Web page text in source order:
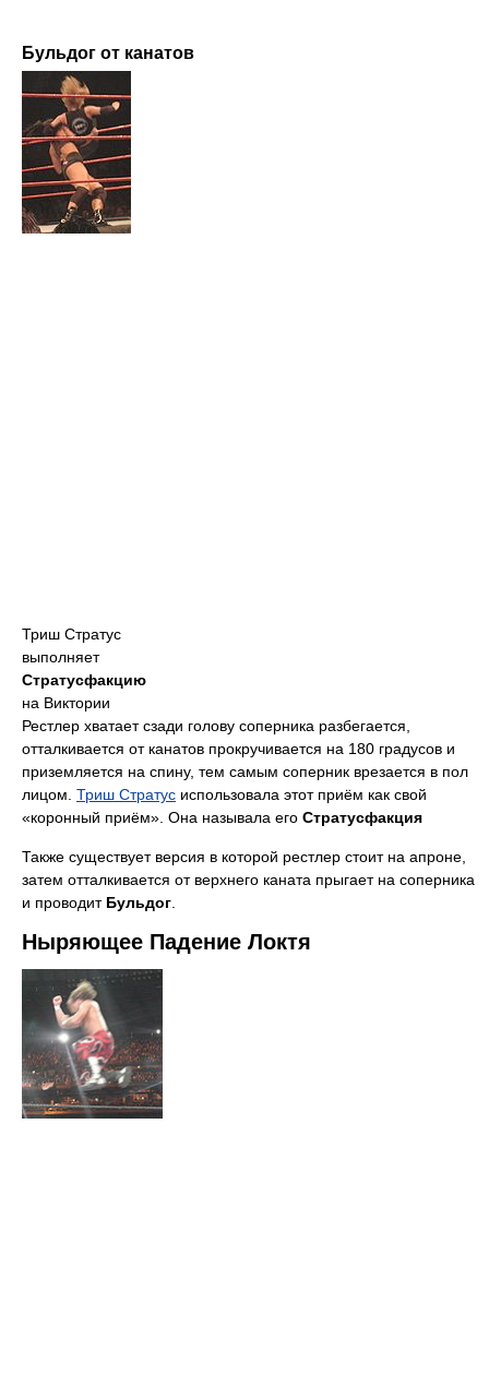
Бульдог от канатов
Триш Стратус
выполняет
Стратусфакцию
на Виктории
Рестлер хватает сзади голову соперника разбегается,
отталкивается от канатов прокручивается на 180 градусов и
приземляется на спину, тем самым соперник врезается в пол
лицом. Триш Стратус использовала этот приём как свой
«коронный приём». Она называла его Стратусфакция
Также существует версия в которой рестлер стоит на апроне,
затем отталкивается от верхнего каната прыгает на соперника
и проводит Бульдог
Ныряющее Падение Локтя